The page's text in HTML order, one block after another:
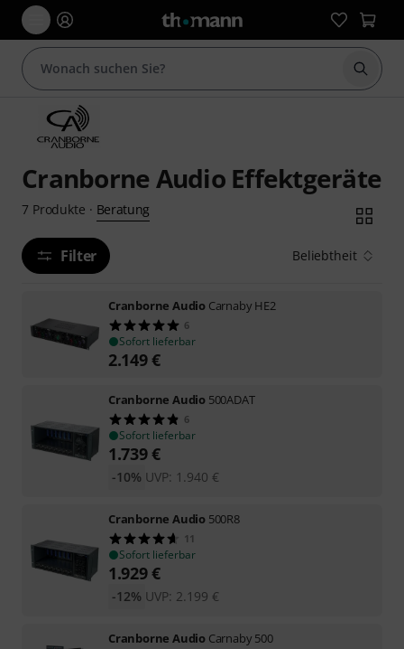
Suche
Cranborne Audio Effektgeräte
7 Produkte · Beratung
Filter Beliebtheit
Cranborne Audio Carnaby HE2
6
Sofort lieferbar
2.149€
Cranborne Audio 500ADAT
6
Sofort lieferbar
1.739€
UVP: 1.940 €
-10%
Cranborne Audio 500R8
11
Sofort lieferbar
1.929€
UVP: 2.199 €
-12%
Cranborne Audio Carnaby 500